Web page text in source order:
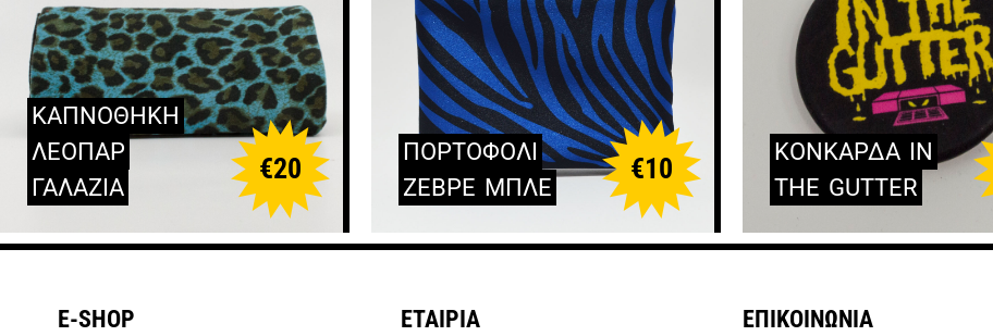
ΚΑΠΝΟΘΗΚΗ
ΛΕΟΠΑΡ
ΓΑΛΑΖΙΑ
€20
ΠΟΡΤΟΦΟΛΙ
ΖΕΒΡΕ ΜΠΛΕ
€10
ΚΟΝΚΑΡΔΑ IN
THE GUTTER
E-SHOP ΕΤΑΙΡΙΑ ΕΠΙΚΟΙΝΩΝΙΑ